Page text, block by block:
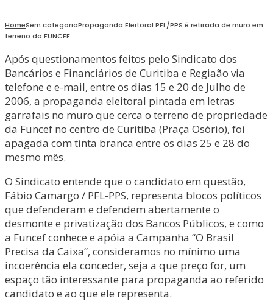
HomeSem categoriaPropaganda Eleitoral PFL/PPS é retirada de muro em
terreno da FUNCEF
Após questionamentos feitos pelo Sindicato dos
Bancários e Financiários de Curitiba e Regiaão via
telefone e e-mail, entre os dias 15 e 20 de Julho de
2006, a propaganda eleitoral pintada em letras
garrafais no muro que cerca o terreno de propriedade
da Funcef no centro de Curitiba (Praça Osório), foi
apagada com tinta branca entre os dias 25 e 28 do
mesmo mês.
O Sindicato entende que o candidato em questão,
Fábio Camargo / PFL-PPS, representa blocos políticos
que defenderam e defendem abertamente o
desmonte e privatização dos Bancos Públicos, e como
a Funcef conhece e apóia a Campanha “O Brasil
Precisa da Caixa”, consideramos no mínimo uma
incoerência ela conceder, seja a que preço for, um
espaço tão interessante para propaganda ao referido
candidato e ao que ele representa.